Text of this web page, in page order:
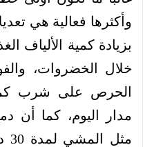
وأكثرها فعالية هي
بزيادة كمية الألياف
خلال الخضروات،
الحرص على شرب
مدار اليوم، كما أن